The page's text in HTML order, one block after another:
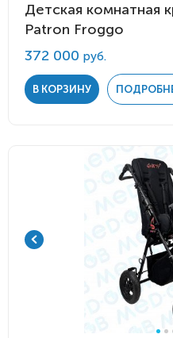
Детская комнатная
Patron Froggo
372 000 руб.
В КОРЗИНУ